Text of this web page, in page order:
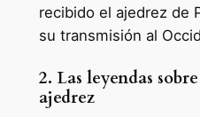
recibido el ajedrez de
su transmisión al
2. Las leyendas
ajedrez